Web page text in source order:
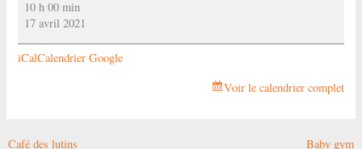
chant
10 h 00 min
17 avril 2021
iCalCalendrier Google
Voir le calendrier complet
Café des lutins Baby gym